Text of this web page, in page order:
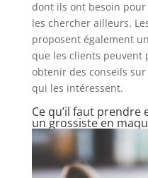
dont ils ont besoin
les chercher ailleurs.
proposent également
que les clients peuvent
obtenir des conseils
qui les intéressent.
Ce qu’il faut
un grossiste en